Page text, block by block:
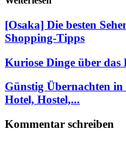
[Osaka] Die besten
Shopping-Tipps
Kuriose Dinge über
Günstig Übernachten
Hotel, Hostel,...
Kommentar schreiben